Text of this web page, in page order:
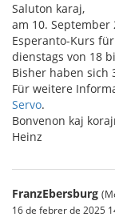
Saluton karaj,
am 10.
Esperanto-Kurs
dienstags von 18
Bisher haben sich
Für weitere
Servo.
Bonvenon kaj
Heinz
FranzEbersburg
16 de febrer de 2025